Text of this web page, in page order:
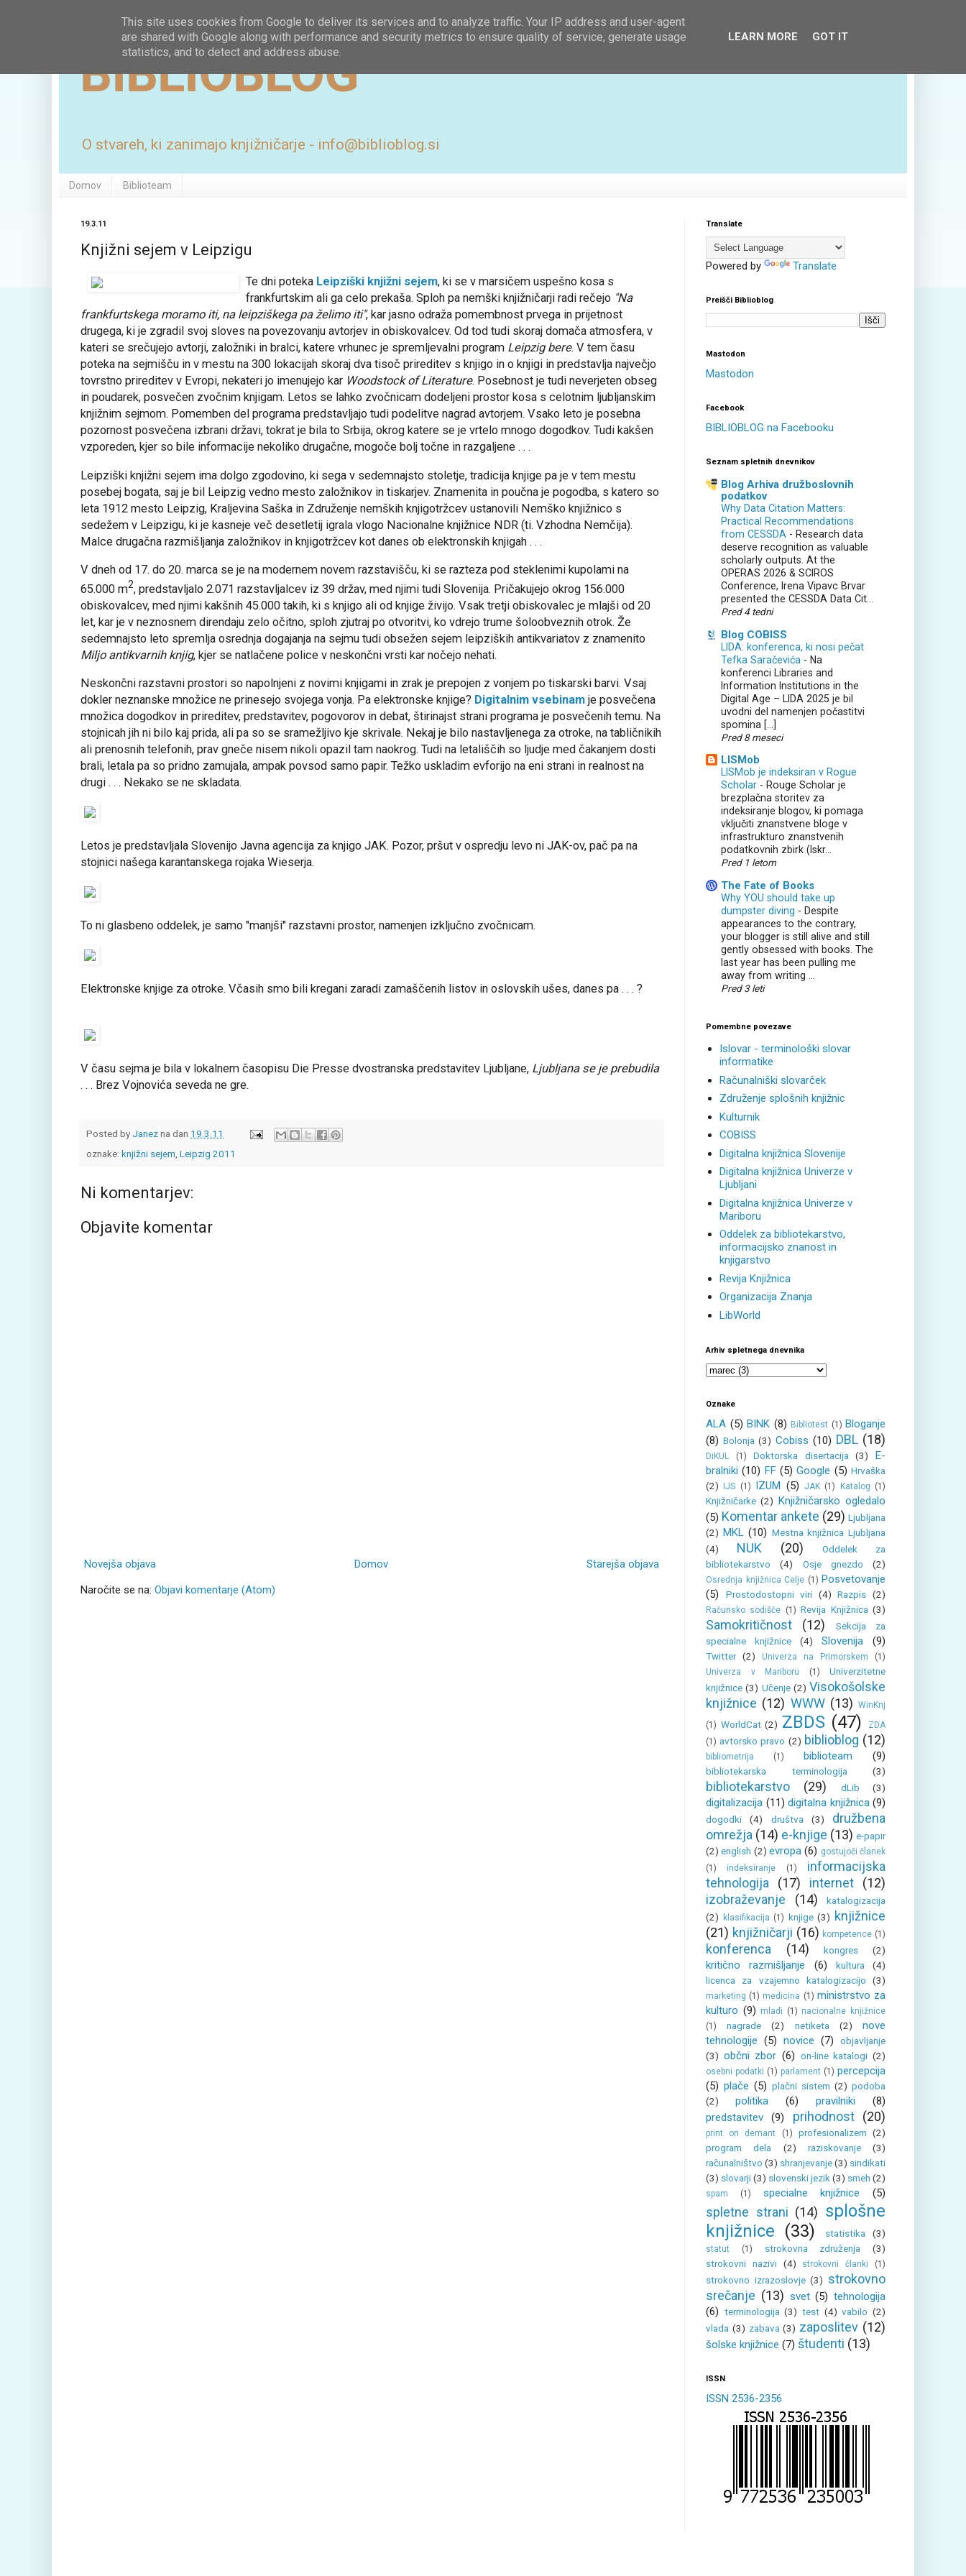
BIBLIOBLOG
O stvareh, ki zanimajo knjižničarje - info@biblioblog.si
Domov Biblioteam
19.3.11
Knjižni sejem v Leipzigu
Te dni poteka Leipziški knjižni sejem, ki se v marsičem uspešno kosa s
frankfurtskim ali ga celo prekaša. Sploh pa nemški knjižničarji radi rečejo "Na
frankfurtskega moramo iti, na leipziškega pa želimo iti", kar jasno odraža pomembnost prvega in prijetnost
drugega, ki je zgradil svoj sloves na povezovanju avtorjev in obiskovalcev. Od tod tudi skoraj domača atmosfera, v
kateri se srečujejo avtorji, založniki in bralci, katere vrhunec je spremljevalni program Leipzig bere. V tem času
poteka na sejmišču in v mestu na 300 lokacijah skoraj dva tisoč prireditev s knjigo in o knjigi in predstavlja največjo
tovrstno prireditev v Evropi, nekateri jo imenujejo kar Woodstock of Literature. Posebnost je tudi neverjeten obseg
in poudarek, posvečen zvočnim knjigam. Letos se lahko zvočnicam dodeljeni prostor kosa s celotnim ljubljanskim
knjižnim sejmom. Pomemben del programa predstavljajo tudi podelitve nagrad avtorjem. Vsako leto je posebna
pozornost posvečena izbrani državi, tokrat je bila to Srbija, okrog katere se je vrtelo mnogo dogodkov. Tudi kakšen
vzporeden, kjer so bile informacije nekoliko drugačne, mogoče bolj točne in razgaljene . . .
Leipziški knjižni sejem ima dolgo zgodovino, ki sega v sedemnajsto stoletje, tradicija knjige pa je v tem mestu
posebej bogata, saj je bil Leipzig vedno mesto založnikov in tiskarjev. Znamenita in poučna je pogodba, s katero so
leta 1912 mesto Leipzig, Kraljevina Saška in Združenje nemških knjigotržcev ustanovili Nemško knjižnico s
sedežem v Leipzigu, ki je kasneje več desetletij igrala vlogo Nacionalne knjižnice NDR (ti. Vzhodna Nemčija).
Malce drugačna razmišljanja založnikov in knjigotržcev kot danes ob elektronskih knjigah . . .
V dneh od 17. do 20. marca se je na modernem novem razstavišču, ki se razteza pod steklenimi kupolami na
65.000 m2, predstavljalo 2.071 razstavljalcev iz 39 držav, med njimi tudi Slovenija. Pričakujejo okrog 156.000
obiskovalcev, med njimi kakšnih 45.000 takih, ki s knjigo ali od knjige živijo. Vsak tretji obiskovalec je mlajši od 20
let, kar je v neznosnem direndaju zelo očitno, sploh zjutraj po otvoritvi, ko vdrejo trume šoloobveznih otrok. Že
sedemnajsto leto spremlja osrednja dogajanja na sejmu tudi obsežen sejem leipziških antikvariatov z znamenito
Miljo antikvarnih knjig, kjer se natlačene police v neskončni vrsti kar nočejo nehati.
Neskončni razstavni prostori so napolnjeni z novimi knjigami in zrak je prepojen z vonjem po tiskarski barvi. Vsaj
dokler neznanske množice ne prinesejo svojega vonja. Pa elektronske knjige? Digitalnim vsebinam je posvečena
množica dogodkov in prireditev, predstavitev, pogovorov in debat, štirinajst strani programa je posvečenih temu. Na
stojnicah jih ni bilo kaj prida, ali pa so se sramežljivo kje skrivale. Nekaj je bilo nastavljenega za otroke, na tabličnikih
ali prenosnih telefonih, prav gneče nisem nikoli opazil tam naokrog. Tudi na letališčih so ljudje med čakanjem dosti
brali, letala pa so pridno zamujala, ampak povsod samo papir. Težko uskladim evforijo na eni strani in realnost na
drugi . . . Nekako se ne skladata.
Letos je predstavljala Slovenijo Javna agencija za knjigo JAK. Pozor, pršut v ospredju levo ni JAK-ov, pač pa na
stojnici našega karantanskega rojaka Wieserja.
To ni glasbeno oddelek, je samo "manjši" razstavni prostor, namenjen izključno zvočnicam.
Elektronske knjige za otroke. Včasih smo bili kregani zaradi zamaščenih listov in oslovskih ušes, danes pa . . . ?
V času sejma je bila v lokalnem časopisu Die Presse dvostranska predstavitev Ljubljane, Ljubljana se je prebudila
. . . Brez Vojnovića seveda ne gre.
Posted by Janezna dan 19.3.11
oznake: knjižni sejem, Leipzig 2011
Ni komentarjev:
Objavite komentar
Novejša objava Starejša objava
Domov
Naročite se na: Objavi komentarje (Atom)
Translate
Powered by Translate
Preišči Biblioblog
Mastodon
Mastodon
Facebook
BIBLIOBLOG na Facebooku
Seznam spletnih dnevnikov
Blog Arhiva družboslovnih
podatkov
Why Data Citation Matters:
Practical Recommendations
from CESSDA - Research data
deserve recognition as valuable
scholarly outputs. At the
OPERAS 2026 & SCIROS
Conference, Irena Vipavc Brvar
presented the CESSDA Data Cit...
Pred 4 tedni
Blog COBISS
LIDA: konferenca, ki nosi pečat
Tefka Saračevića - Na
konferenci Libraries and
Information Institutions in the
Digital Age – LIDA 2025 je bil
uvodni del namenjen počastitvi
spomina […]
Pred 8 meseci
LISMob
LISMob je indeksiran v Rogue
Scholar - Rouge Scholar je
brezplačna storitev za
indeksiranje blogov, ki pomaga
vključiti znanstvene bloge v
infrastrukturo znanstvenih
podatkovnih zbirk (Iskr...
Pred 1 letom
The Fate of Books
Why YOU should take up
dumpster diving - Despite
appearances to the contrary,
your blogger is still alive and still
gently obsessed with books. The
last year has been pulling me
away from writing ...
Pred 3 leti
Pomembne povezave
Islovar - terminološki slovar
informatike
Računalniški slovarček
Združenje splošnih knjižnic
Kulturnik
COBISS
Digitalna knjižnica Slovenije
Digitalna knjižnica Univerze v
Ljubljani
Digitalna knjižnica Univerze v
Mariboru
Oddelek za bibliotekarstvo,
informacijsko znanost in
knjigarstvo
Revija Knjižnica
Organizacija Znanja
LibWorld
Arhiv spletnega dnevnika
Oznake
ALA (5) BINK (8) Bibliotest (1) Bloganje
(8) Bolonja (3) Cobiss (10) DBL (18)
DiKUL (1) Doktorska disertacija (3)
E-
bralniki (10) FF (5) Google (5) Hrvaška
(2)
IJS (1) IZUM (5) JAK (1) Katalog (1)
Knjižničarke (2) Knjižničarsko ogledalo
(5) Komentar ankete (29) Ljubljana
(2) MKL (10) Mestna knjižnica Ljubljana
(4)
NUK (20)
Oddelek za
bibliotekarstvo
(4) Osje gnezdo (2)
Osrednja knjižnica Celje (1) Posvetovanje
(5)
Prostodostopni viri (4) Razpis (2)
Računsko sodišče (1) Revija Knjižnica (3)
Samokritičnost (12)
Sekcija za
specialne knjižnice
(4) Slovenija (9)
Twitter (2) Univerza na Primorskem
(1)
Univerza v Mariboru
(1)
Univerzitetne
knjižnice (3) Učenje (2) Visokošolske
knjižnice (12) WWW (13) WinKnj
(1) WorldCat (2) ZBDS (47)
ZDA
(1) avtorsko pravo (2) biblioblog (12)
bibliometrija (1) biblioteam (9)
bibliotekarska terminologija (3)
bibliotekarstvo (29) dLib (3)
digitalizacija (11) digitalna knjižnica (9)
dogodki (4) društva (3)
družbena
omrežja (14) e-knjige (13) e-papir
(2) english (2) evropa (6) gostujoči članek
(1)
indeksiranje (1)
informacijska
tehnologija
(17) internet
(12)
izobraževanje
(14)
katalogizacija
(2)
klasifikacija (1) knjige (3) knjižnice
(21) knjižničarji (16) kompetence (1)
konferenca (14) kongres (2)
kritično razmišljanje (6) kultura
(4)
licenca za vzajemno katalogizacijo
(3)
marketing (1) medicina (1) ministrstvo za
kulturo (9) mladi (1) nacionalne knjižnice
(1)
nagrade (2) netiketa (2)
nove
tehnologije (5) novice (7)
objavljanje
(3) občni zbor (6) on-line katalogi (2)
osebni podatki (1) parlament (1) percepcija
(5) plače (5) plačni sistem (2) podoba
(2)
politika (6) pravilniki
(8)
predstavitev
(9) prihodnost (20)
print on demant (1) profesionalizem (2)
program dela
(2) raziskovanje
(3)
računalništvo (3) shranjevanje(3) sindikati
(3) slovarji(3) slovenski jezik(3) smeh (2)
spam (1) specialne knjižnice (5)
spletne strani (14) splošne
knjižnice (33) statistika (3)
statut (1) strokovna združenja
(3)
strokovni nazivi (4) strokovni članki (1)
strokovno izrazoslovje (3) strokovno
srečanje (13) svet (5) tehnologija
(6) terminologija (3) test (4) vabilo (2)
vlada (3) zabava (3) zaposlitev (12)
šolske knjižnice (7) študenti (13)
ISSN
ISSN 2536-2356
This site uses cookies from Google to deliver its services and to analyze traffic. Your IP address and user-agent
are shared with Google along with performance and security metrics to ensure quality of service, generate usage
statistics, and to detect and address abuse.
LEARN MORE GOT IT